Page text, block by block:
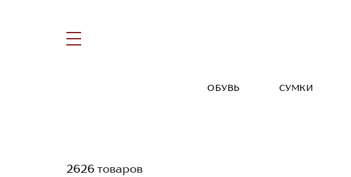
ОБУВЬ СУМКИ
2626 товаров